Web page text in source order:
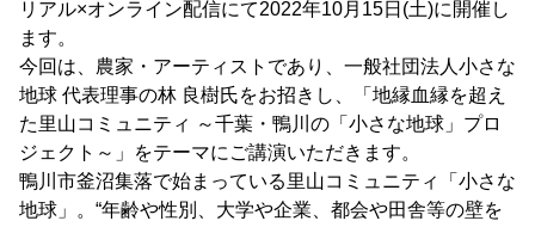
リアル×オンライン配信にて2022年10月15日(土)に開催し
ます。
今回は、農家・アーティストであり、一般社団法人小さな
地球 代表理事の林 良樹氏をお招きし、「地縁血縁を超え
た里山コミュニティ ～千葉・鴨川の「小さな地球」プロ
ジェクト～」をテーマにご講演いただきます。
鴨川市釜沼集落で始まっている里山コミュニティ「小さな
地球」。“年齢や性別、大学や企業、都会や田舎等の壁を